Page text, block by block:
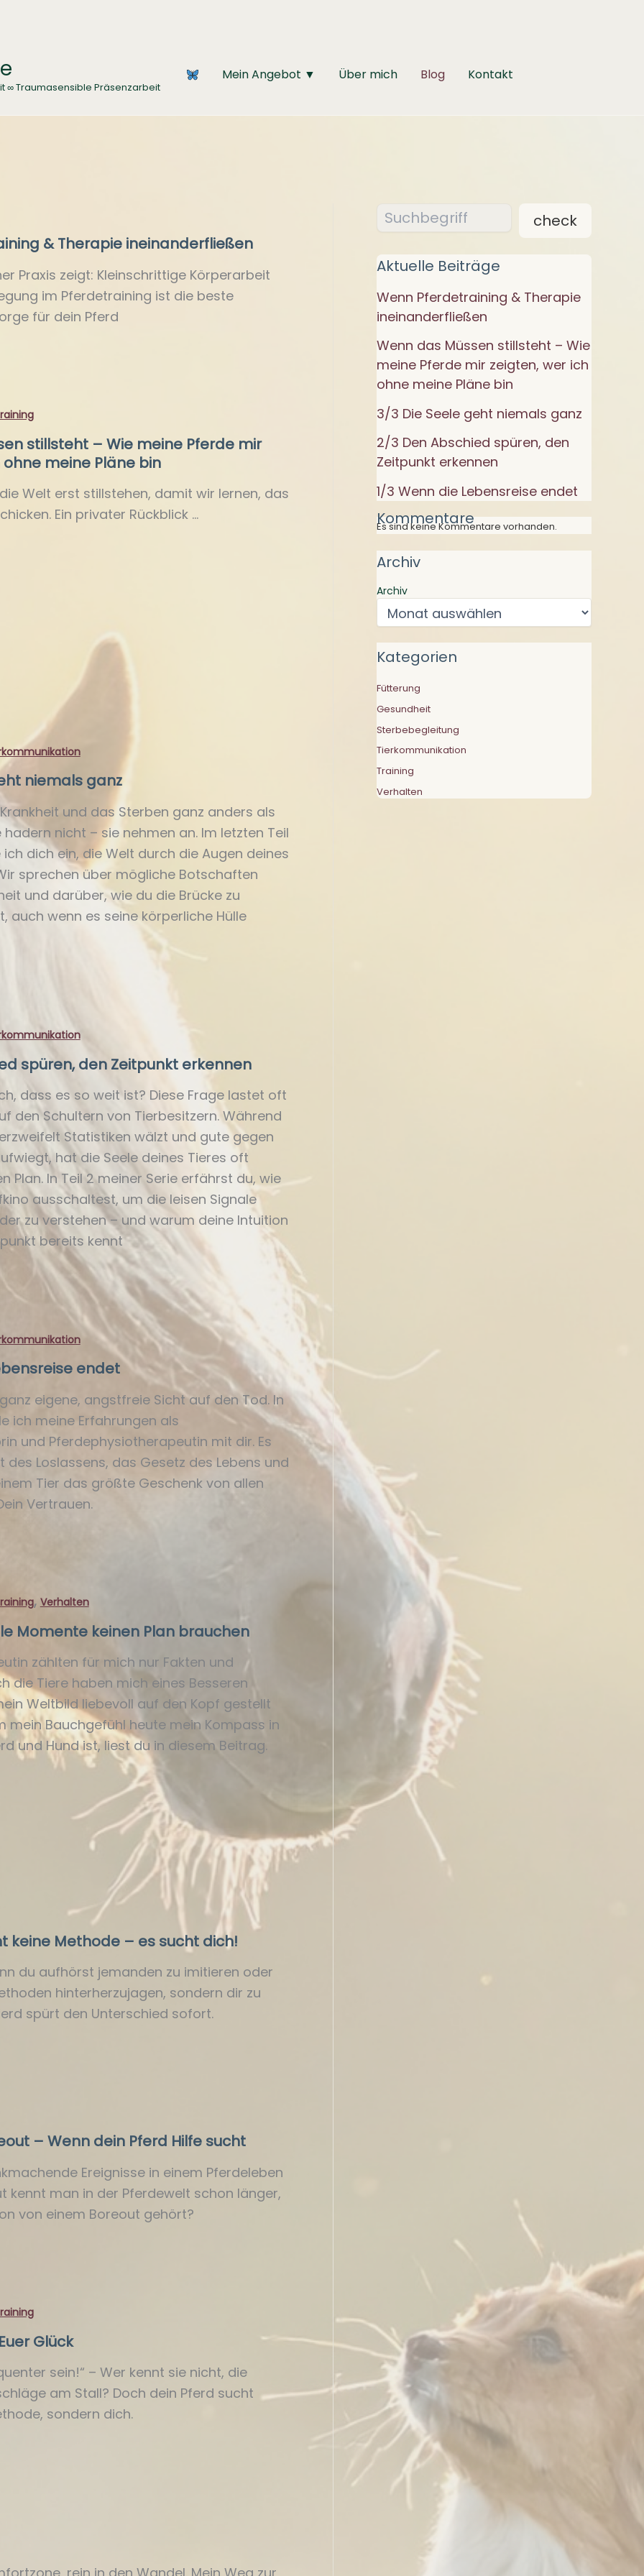
∞ Traumasensible Präsenzarbeit
Mein Angebot ▼ Über mich Blog Kontakt
& Therapie ineinanderfließen
Praxis zeigt: Kleinschrittige Körperarbeit
im Pferdetraining ist die beste
für dein Pferd
stillsteht – Wie meine Pferde mir
meine Pläne bin
Welt erst stillstehen, damit wir lernen, das
Ein privater Rückblick …
niemals ganz
und das Sterben ganz anders als
hadern nicht – sie nehmen an. Im letzten Teil
dich ein, die Welt durch die Augen deines
sprechen über mögliche Botschaften
und darüber, wie du die Brücke zu
auch wenn es seine körperliche Hülle
spüren, den Zeitpunkt erkennen
dass es so weit ist? Diese Frage lastet oft
den Schultern von Tierbesitzern. Während
Statistiken wälzt und gute gegen
hat die Seele deines Tieres oft
Plan. In Teil 2 meiner Serie erfährst du, wie
ausschaltest, um die leisen Signale
zu verstehen – und warum deine Intuition
bereits kennt
endet
eigene, angstfreie Sicht auf den Tod. In
ich meine Erfahrungen als
und Pferdephysiotherapeutin mit dir. Es
des Loslassens, das Gesetz des Lebens und
Tier das größte Geschenk von allen
Vertrauen.
, Verhalten
Momente keinen Plan brauchen
zählten für mich nur Fakten und
die Tiere haben mich eines Besseren
Weltbild liebevoll auf den Kopf gestellt
mein Bauchgefühl heute mein Kompass in
und Hund ist, liest du in diesem Beitrag.
keine Methode – es sucht dich!
du aufhörst jemanden zu imitieren oder
hinterherzujagen, sondern dir zu
spürt den Unterschied sofort.
– Wenn dein Pferd Hilfe sucht
Ereignisse in einem Pferdeleben
kennt man in der Pferdewelt schon länger,
von einem Boreout gehört?
Glück
sein!“ – Wer kennt sie nicht, die
am Stall? Doch dein Pferd sucht
sondern dich.
Suchen
check
Aktuelle Beiträge
Wenn Pferdetraining & Therapie
ineinanderfließen
Wenn das Müssen stillsteht – Wie
meine Pferde mir zeigten, wer ich
ohne meine Pläne bin
3/3 Die Seele geht niemals ganz
2/3 Den Abschied spüren, den
Zeitpunkt erkennen
1/3 Wenn die Lebensreise endet
Kommentare
Es sind keine Kommentare vorhanden.
Archiv
Archiv
Kategorien
Fütterung
Gesundheit
Sterbebegleitung
Tierkommunikation
Training
Verhalten